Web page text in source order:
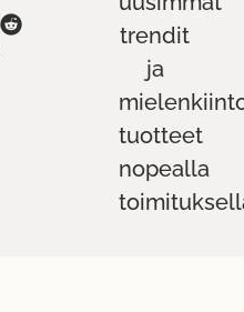
trendit
ja
tuotteet
nopealla